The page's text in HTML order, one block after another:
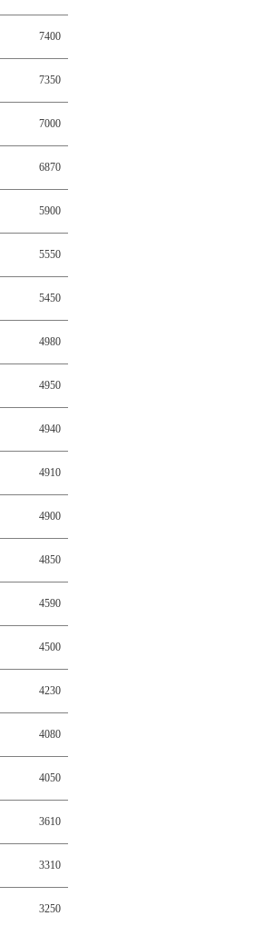
7400
7350
7000
6870
5900
5550
5450
4980
4950
4940
4910
4900
4850
4590
4500
4230
4080
4050
3610
3310
3250